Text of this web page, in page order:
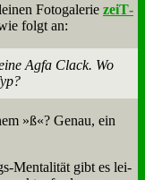
Fo­to­ga­le­rie zeiT­
folgt an:
Ag­fa Clack. Wo
»ß«? Ge­nau, ein
Men­ta­li­tät gibt es lei­